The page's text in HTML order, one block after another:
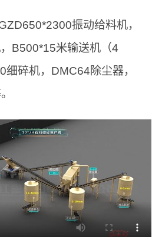
振动给料机，
B500*15米输送机（4
碎机，DMC64除尘器，